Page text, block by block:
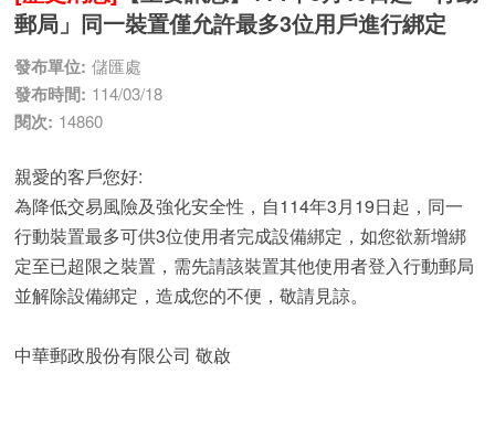
郵局」同一裝置僅允許最多3位用戶進行綁定
發布單位: 儲匯處
發布時間: 114/03/18
閱次: 14860
親愛的客戶您好:
為降低交易風險及強化安全性，自114年3月19日起，同一
行動裝置最多可供3位使用者完成設備綁定，如您欲新增綁
定至已超限之裝置，需先請該裝置其他使用者登入行動郵局
並解除設備綁定，造成您的不便，敬請見諒。
中華郵政股份有限公司 敬啟